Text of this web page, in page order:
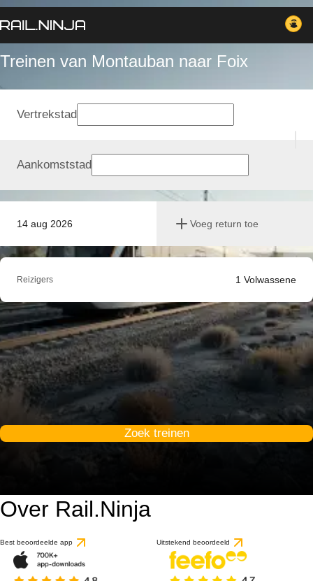
Treinen van Montauban naar Foix
14 aug 2026 Voeg return toe
Vertrekstad
Aankomststad
Reizigers 1 Volwassene
Zoek treinen
Over Rail.Ninja
Best beoordeelde app Uitstekend beoordeeld